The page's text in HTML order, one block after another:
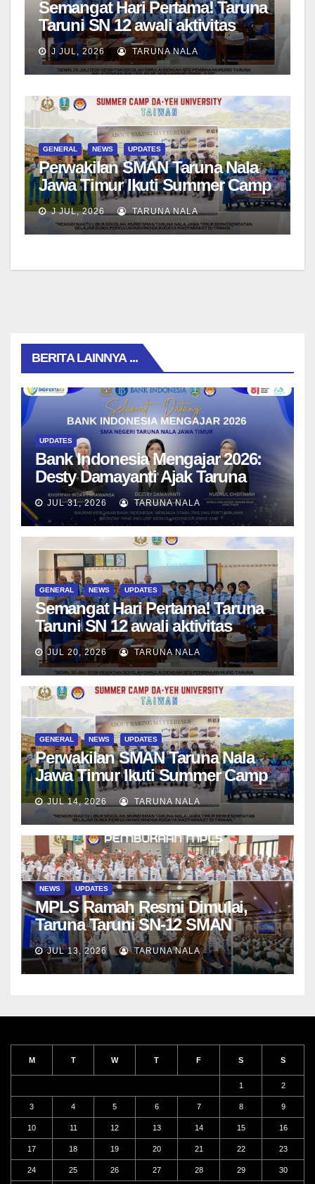
Semangat Hari Pertama! Taruna
Taruni SN 12 awali aktivitas
bersama Wali Kelas dan Tes
Asesmen Diagnostik
J JUL, 2026 TARUNA NALA
GENERAL NEWS UPDATES
Perwakilan SMAN Taruna Nala
Jawa Timur Ikuti Summer Camp
di Da-Yeh University, Taiwan
J JUL, 2026 TARUNA NALA
BERITA LAINNYA ...
UPDATES
Bank Indonesia Mengajar 2026:
Desty Damayanti Ajak Taruna
SMAN Taruna Nala Jawa Timur
Menjadi Generasi Pemimpin
Berwawasan Global
JUL 31, 2026 TARUNA NALA
GENERAL NEWS UPDATES
Semangat Hari Pertama! Taruna
Taruni SN 12 awali aktivitas
bersama Wali Kelas dan Tes
Asesmen Diagnostik
JUL 20, 2026 TARUNA NALA
GENERAL NEWS UPDATES
Perwakilan SMAN Taruna Nala
Jawa Timur Ikuti Summer Camp
di Da-Yeh University, Taiwan
JUL 14, 2026 TARUNA NALA
NEWS UPDATES
MPLS Ramah Resmi Dimulai,
Taruna Taruni SN-12 SMAN
Taruna Nala Jawa Timur Siap
Menjalani Tahun Ajaran Baru
JUL 13, 2026 TARUNA NALA
M T W T F S S
1 2
3 4 5 6 7 8 9
10 11 12 13 14 15 16
17 18 19 20 21 22 23
24 25 26 27 28 29 30